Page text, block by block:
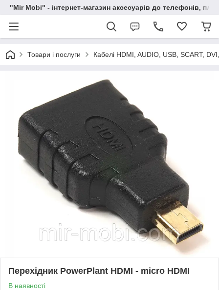
"Mir Mobi" - інтернет-магазин аксесуарів до телефонів,
Товари і послуги Кабелі HDMI, AUDIO, USB, SCART,
Перехідник PowerPlant HDMI - micro HDMI
В наявності